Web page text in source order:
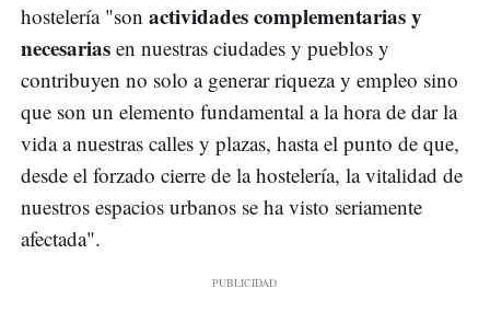
hostelería "son actividades complementarias y
necesarias en nuestras ciudades y pueblos y
contribuyen no solo a generar riqueza y empleo sino
que son un elemento fundamental a la hora de dar la
vida a nuestras calles y plazas, hasta el punto de que,
desde el forzado cierre de la hostelería, la vitalidad de
nuestros espacios urbanos se ha visto seriamente
afectada".